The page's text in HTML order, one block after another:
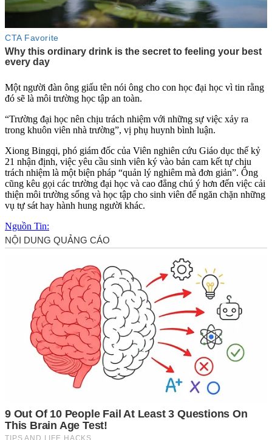
Một người đàn ông giấu tên nói ông cho con học đại học vì tin rằng
đó sẽ là môi trường học tập an toàn.
“Trường đại học nên chịu trách nhiệm với những sự việc xảy ra
trong khuôn viên nhà trường”, vị phụ huynh bình luận.
Xiong Bingqi, phó giám đốc của Viên nghiên cứu Giáo dục thế kỷ
21 nhận định, việc yêu cầu sinh viên ký vào bản cam kết tự chịu
trách nhiệm là một biện pháp “quản lý nghiêm mà đơn giản”. Ông
cũng kêu gọi các trường đại học và cao đẳng chú ý hơn đến việc cải
thiện môi trường sống và học tập cho sinh viên để ngăn chặn những
vụ t‌ּự sá‌ּt hay hành hung người khác.
Nguồn Tin: